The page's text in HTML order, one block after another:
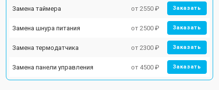
Замена таймера от 2550 ₽ Заказать
Замена шнура питания от 2500 ₽ Заказать
Замена термодатчика от 2300 ₽ Заказать
Замена панели управления от 4500 ₽ Заказать